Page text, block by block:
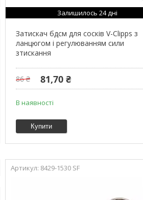
Залишилось 24 дні
Затискач бдсм для сосків V-Clipps з
ланцюгом і регулюванням сили
зтискання
86 ₴ 81,70 ₴
В наявності
Купити
8429-1530 SF